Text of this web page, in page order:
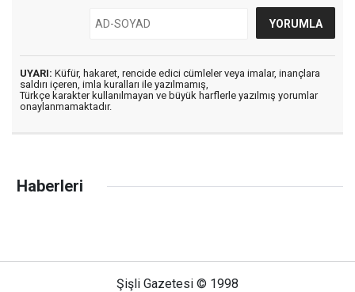
UYARI: Küfür, hakaret, rencide edici cümleler veya imalar, inançlara
saldırı içeren, imla kuralları ile yazılmamış,
Türkçe karakter kullanılmayan ve büyük harflerle yazılmış yorumlar
onaylanmamaktadır.
Haberleri
Şişli Gazetesi © 1998